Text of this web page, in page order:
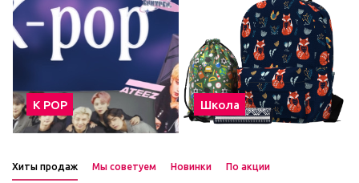
К POP Школа
Хиты продаж Мы советуем Новинки По акции